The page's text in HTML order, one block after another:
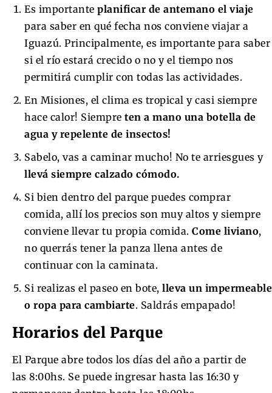
Es importante planificar de antemano el viaje
para saber en qué fecha nos conviene viajar a
Iguazú. Principalmente, es importante para saber
si el río estará crecido o no y el tiempo nos
permitirá cumplir con todas las actividades.
En Misiones, el clima es tropical y casi siempre
hace calor! Siempre ten a mano una botella de
agua y repelente de insectos!
Sabelo, vas a caminar mucho! No te arriesgues y
llevá siempre calzado cómodo.
Si bien dentro del parque puedes comprar
comida, allí los precios son muy altos y siempre
conviene llevar tu propia comida. Come liviano,
no querrás tener la panza llena antes de
continuar con la caminata.
Si realizas el paseo en bote, lleva un impermeable
o ropa para cambiarte. Saldrás empapado!
Horarios del Parque
El Parque abre todos los días del año a partir de
las 8:00hs. Se puede ingresar hasta las 16:30 y